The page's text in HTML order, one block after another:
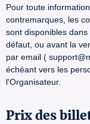
Pour toute
contremarques, les
sont disponibles
défaut, ou avant la
par email (
échéant vers les
l'Organisateur.
Prix des